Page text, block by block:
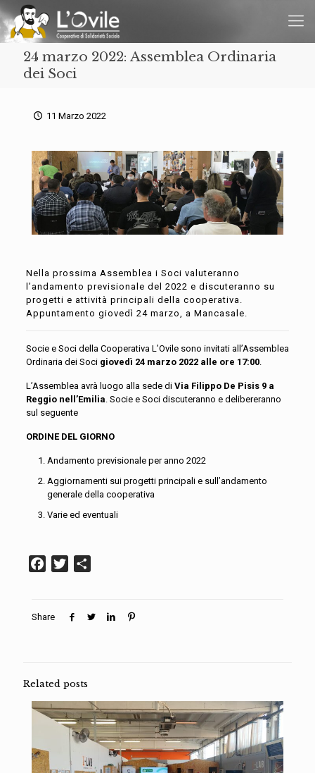
24 marzo 2022: Assemblea Ordinaria
dei Soci
11 Marzo 2022
Nella prossima Assemblea i Soci valuteranno
l’andamento previsionale del 2022 e discuteranno su
progetti e attività principali della cooperativa.
Appuntamento giovedì 24 marzo, a Mancasale.
Socie e Soci della Cooperativa L’Ovile sono invitati all’Assemblea
Ordinaria dei Soci giovedì 24 marzo 2022 alle ore 17:00.
L’Assemblea avrà luogo alla sede di Via Filippo De Pisis 9 a
Reggio nell’Emilia. Socie e Soci discuteranno e delibereranno
sul seguente
ORDINE DEL GIORNO
Andamento previsionale per anno 2022
Aggiornamenti sui progetti principali e sull’andamento
generale della cooperativa
Varie ed eventuali
Facebook
Twitter
Share
Related posts